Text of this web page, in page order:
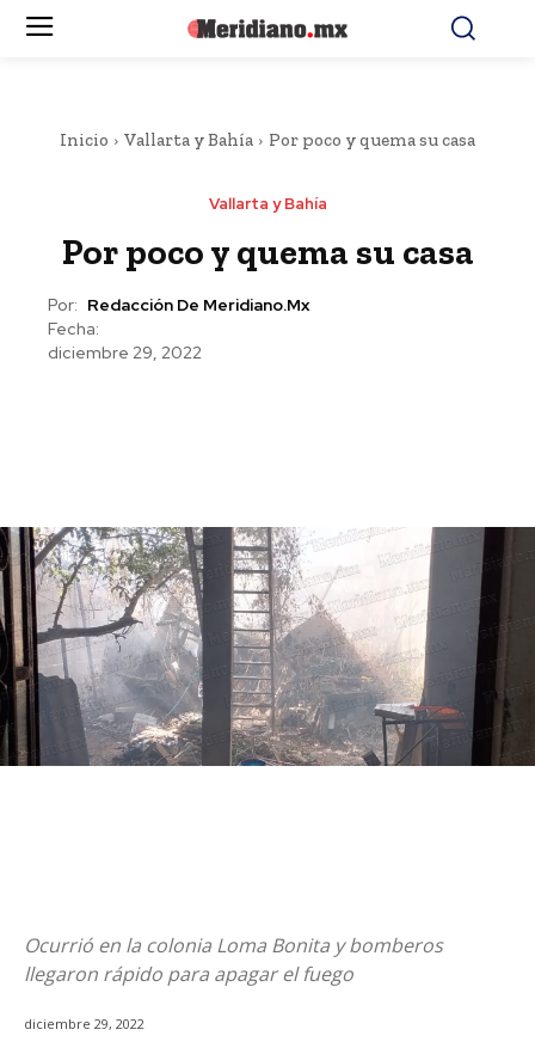
Inicio Vallarta y Bahía Por poco y quema su casa
Vallarta y Bahía
Por poco y quema su casa
Por: Redacción De Meridiano.mx
Fecha:
diciembre 29, 2022
Ocurrió en la colonia Loma Bonita y bomberos
llegaron rápido para apagar el fuego
diciembre 29, 2022